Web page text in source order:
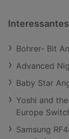
Bohrer- Bit
Advanced
Baby Star
Yoshi and
Europe
Samsung